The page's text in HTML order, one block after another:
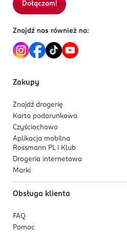
Dołączam!
Znajdź nas również na:
Zakupy
Znajdź drogerię
Karta podarunkowa
Czyściochowo
Aplikacja mobilna
Rossmann PL i Klub
Drogeria internetowa
Marki
Obsługa klienta
FAQ
Pomoc